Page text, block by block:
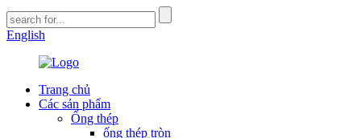
English
Trang chủ
Các sản phẩm
Ống thép
ống thép tròn